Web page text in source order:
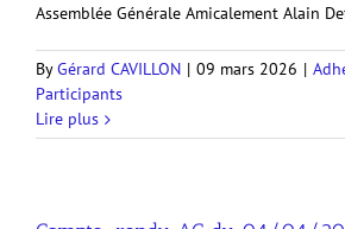
Assemblée Générale Amicalement Alain
ByGérard CAVILLON | 09 mars 2026 |
Participants
Lire plus